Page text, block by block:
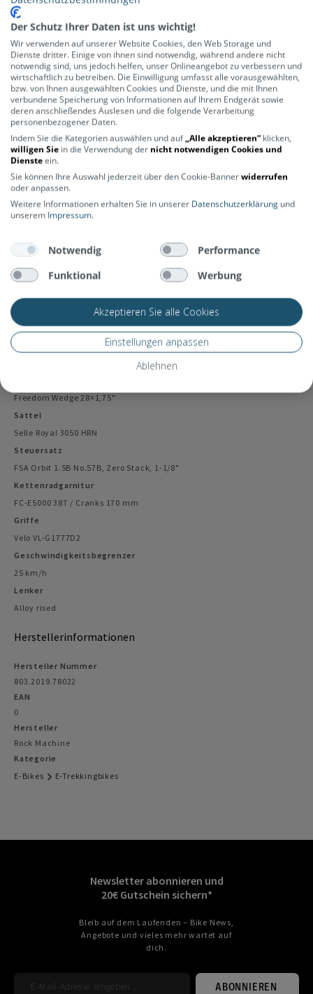
Shimano STePS E5000 - Middle Drive Unit
Batterie
SHIMANO STEPS, BT-8014, 36V, 418 Wh, frame mount
Motor
Shimano BLDC* 36 V / 250 W / 40 Nm
Ladezeit
6,5 hours
SR Suntour NEX-DS
Lenker
620 mm breit, Aluminium
Schaltung
1×9
Shimano Altus RD-M2000-SGS Shadow
Schalthebel
Shimano BL-MT200/BR-MT200, 180/160 rotor
Freedom Wedge 28×1,75"
Sattel
Selle Royal 3050 HRN
Steuersatz
FSA Orbit 1.5B No.57B, Zero Stack, 1-1/8"
Kettenradgarnitur
FC-E5000 38T / Cranks 170 mm
Griffe
Velo VL-G1777D2
Geschwindigkeitsbegrenzer
25 km/h
Lenker
Alloy rised
Herstellerinformationen
Hersteller Nummer
803.2019.78022
EAN
0
Hersteller
Rock Machine
Kategorie
E-Bikes
E-Trekkingbikes
Newsletter abonnieren und
20€ Gutschein sichern*
Bleib auf dem Laufenden – Bike News,
Angebote und vieles mehr wartet auf
dich.
ABONNIEREN
Der Schutz Ihrer Daten ist uns wichtig!
Wir verwenden auf unserer Website Cookies, den Web Storage und
Dienste dritter. Einige von ihnen sind notwendig, während andere nicht
notwendig sind, uns jedoch helfen, unser Onlineangebot zu verbessern und
wirtschaftlich zu betreiben. Die Einwilligung umfasst alle vorausgewählten,
bzw. von Ihnen ausgewählten Cookies und Dienste, und die mit Ihnen
verbundene Speicherung von Informationen auf Ihrem Endgerät sowie
deren anschließendes Auslesen und die folgende Verarbeitung
personenbezogener Daten.
Indem Sie die Kategorien auswählen und auf„Alle akzeptieren“ klicken,
willigen Sie in die Verwendung der nicht notwendigen Cookies und
Diensteein.
Sie können Ihre Auswahl jederzeit über den Cookie-Bannerwiderrufen
oder anpassen.
Weitere Informationen erhalten Sie in unserer Datenschutzerklärung und
unserem Impressum.
Notwendig
Performance
Funktional
Werbung
Akzeptieren Sie alle Cookies
Einstellungen anpassen
Ablehnen